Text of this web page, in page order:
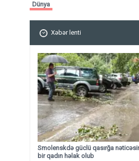
Dünya
Xəbər lenti
Smolenskdə güclü qasırğa
bir qadın həlak olub